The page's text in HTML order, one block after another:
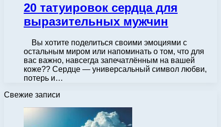
20 татуировок сердца для
выразительных мужчин
Вы хотите поделиться своими эмоциями с
остальным миром или напоминать о том, что для
вас важно, навсегда запечатлённым на вашей
коже?? Сердце — универсальный символ любви,
потерь и…
Свежие записи